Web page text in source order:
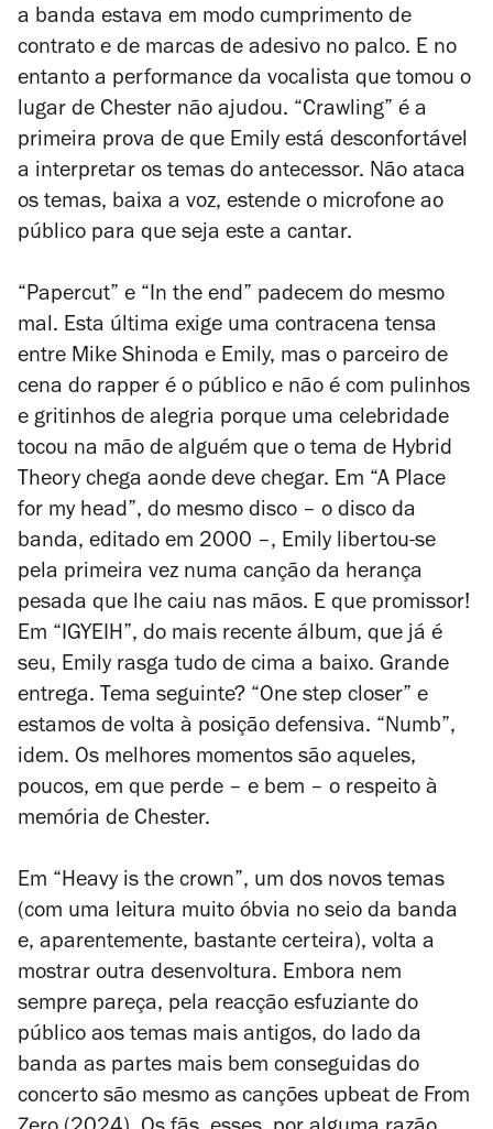
a banda estava em modo cumprimento de
contrato e de marcas de adesivo no palco. E no
entanto a performance da vocalista que tomou o
lugar de Chester não ajudou. “Crawling” é a
primeira prova de que Emily está desconfortável
a interpretar os temas do antecessor. Não ataca
os temas, baixa a voz, estende o microfone ao
público para que seja este a cantar.
“Papercut” e “In the end” padecem do mesmo
mal. Esta última exige uma contracena tensa
entre Mike Shinoda e Emily, mas o parceiro de
cena do rapper é o público e não é com pulinhos
e gritinhos de alegria porque uma celebridade
tocou na mão de alguém que o tema de Hybrid
Theorychega aonde deve chegar. Em “A Place
for my head”, do mesmo disco – o disco da
banda, editado em 2000 –, Emily libertou-se
pela primeira vez numa canção da herança
pesada que lhe caiu nas mãos. E que promissor!
Em “IGYEIH”, do mais recente álbum, que já é
seu, Emily rasga tudo de cima a baixo. Grande
entrega. Tema seguinte? “One step closer” e
estamos de volta à posição defensiva. “Numb”,
idem. Os melhores momentos são aqueles,
poucos, em que perde – e bem – o respeito à
memória de Chester.
Em “Heavy is the crown”, um dos novos temas
(com uma leitura muito óbvia no seio da banda
e, aparentemente, bastante certeira), volta a
mostrar outra desenvoltura. Embora nem
sempre pareça, pela reacção esfuziante do
público aos temas mais antigos, do lado da
banda as partes mais bem conseguidas do
concerto são mesmo as canções upbeat de From